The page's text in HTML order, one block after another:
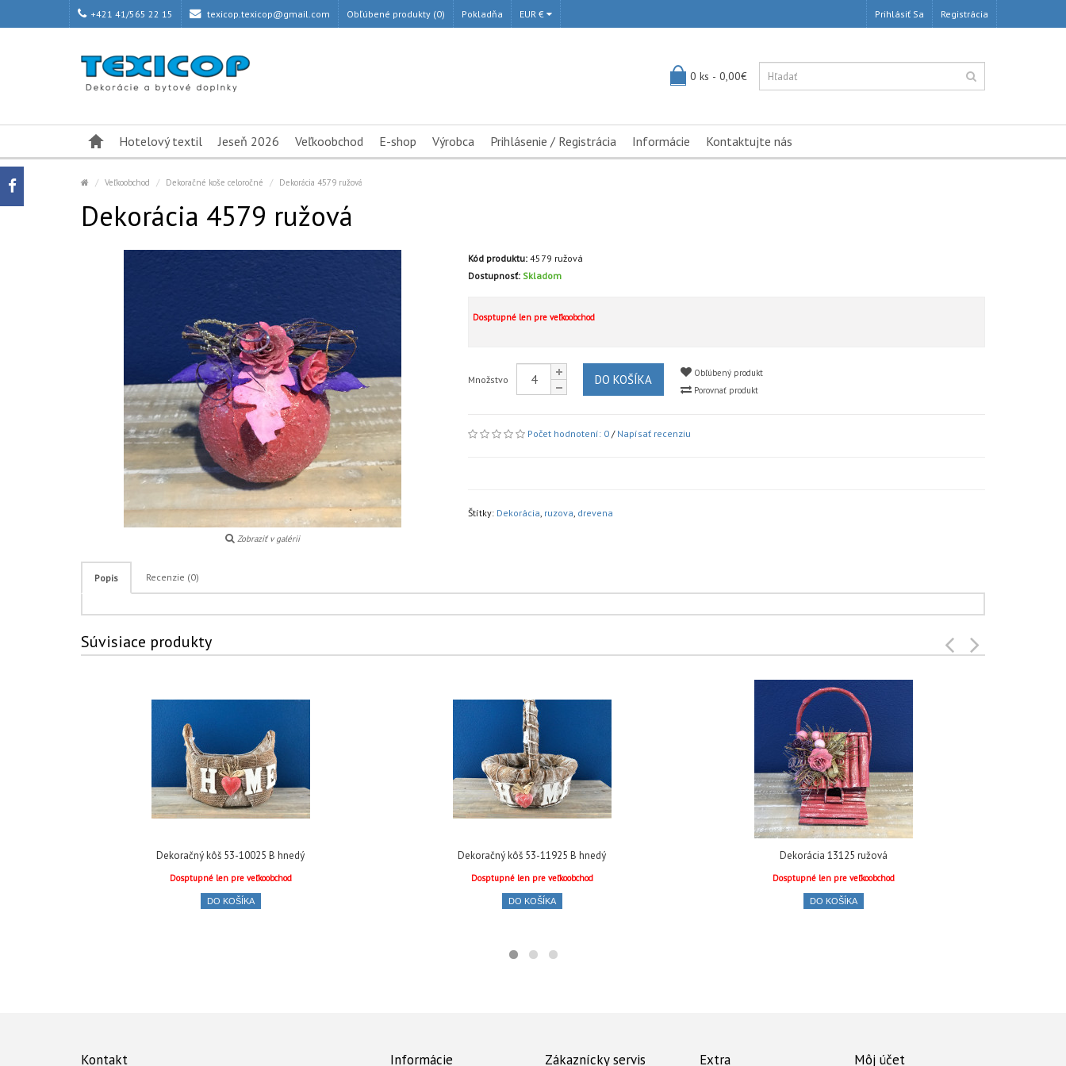
+421 41/565 22 15 texicop.texicop@gmail.com Obľúbené produkty (0) Pokladňa EUR € Prihlásiť Sa Registrácia
0 ks - 0,00€
Hotelový textil Jeseň 2026 Veľkoobchod E-shop Výrobca Prihlásenie / Registrácia Informácie Kontaktujte nás
Veľkoobchod Dekoračné koše celoročné Dekorácia 4579 ružová
Dekorácia 4579 ružová
Zobraziť v galérii
Kód produktu: 4579 ružová
Dostupnosť: Skladom
Dosptupné len pre veľkoobchod
Množstvo DO KOŠÍKA
Obľúbený produkt
Porovnať produkt
Počet hodnotení: 0/ Napísať recenziu
Štítky: Dekorácia, ruzova, drevena
Popis Recenzie (0)
Súvisiace produkty
Dekoračný kôš 53-10025 B hnedý
Dosptupné len pre veľkoobchod
DO KOŠÍKA
Dekoračný kôš 53-11925 B hnedý
Dosptupné len pre veľkoobchod
DO KOŠÍKA
Dekorácia 13125 ružová
Dosptupné len pre veľkoobchod
DO KOŠÍKA
Kontakt Informácie Zákaznícky servis Extra Môj účet